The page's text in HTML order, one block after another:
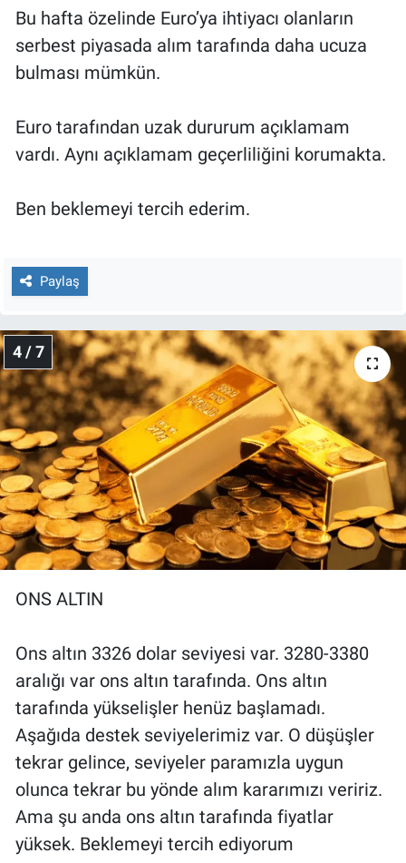
Bu hafta özelinde Euro’ya ihtiyacı olanların
serbest piyasada alım tarafında daha ucuza
bulması mümkün.
Euro tarafından uzak dururum açıklamam
vardı. Aynı açıklamam geçerliliğini korumakta.
Ben beklemeyi tercih ederim.
Paylaş
4 / 7
ONS ALTIN
Ons altın 3326 dolar seviyesi var. 3280-3380
aralığı var ons altın tarafında. Ons altın
tarafında yükselişler henüz başlamadı.
Aşağıda destek seviyelerimiz var. O düşüşler
tekrar gelince, seviyeler paramızla uygun
olunca tekrar bu yönde alım kararımızı veririz.
Ama şu anda ons altın tarafında fiyatlar
yüksek. Beklemeyi tercih ediyorum